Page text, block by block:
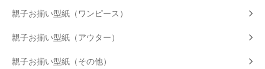
親子お揃い型紙（ワンピース）
親子お揃い型紙（アウター）
親子お揃い型紙（その他）